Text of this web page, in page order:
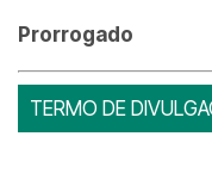
Prorrogado
TERMO DE